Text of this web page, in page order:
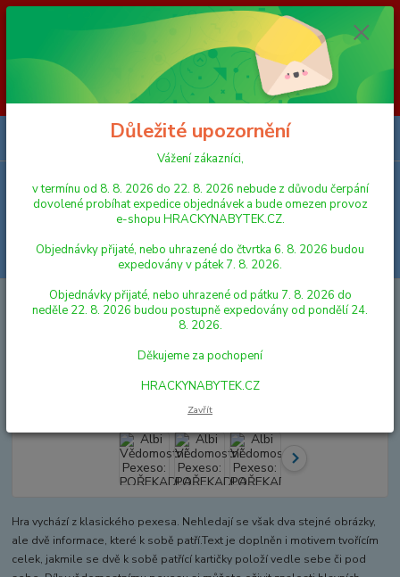
Vážení zákazníci, v termínu od 8. 8. 2026 do 23. 8. 2026 nebude z
důvodu čerpání dovolené probíhat expedice objednávek a bude omezen
provoz e-shopu HRACKYNABYTEK.CZ. Objednávky přijaté, nebo
uhrazené do čtvrtka 6. 8. 2026 budou expedovány v pátek 7. 8. 2026.
Objednávky přijaté, nebo uhrazené od pátku 7. 8. 2026 do neděle 23. 8.
2026 budou postupně expedovány od pondělí 24. 8. 2026. Děkujeme za
pochopení HRACKYNABYTEK.CZ
Menu
Hledat
HRY A HLAVOLAMY Albi Vědomostní Pexeso: POŘEKADLA
Albi Vědomostní Pexeso:
POŘEKADLA
Hra vychází z klasického pexesa. Nehledají se však dva stejné obrázky,
ale dvě informace, které k sobě patří.Text je doplněn i motivem tvořícím
celek, jakmile se dvě k sobě patřící kartičky položí vedle sebe či pod
Důležité upozornění
Vážení zákazníci,
v termínu od 8. 8. 2026 do 22. 8. 2026 nebude z důvodu čerpání
dovolené probíhat expedice objednávek a bude omezen provoz
e-shopu HRACKYNABYTEK.CZ.
Objednávky přijaté, nebo uhrazené do čtvrtka 6. 8. 2026 budou
expedovány v pátek 7. 8. 2026.
Objednávky přijaté, nebo uhrazené od pátku 7. 8. 2026 do
neděle 22. 8. 2026 budou postupně expedovány od pondělí 24.
8. 2026.
Děkujeme za pochopení
HRACKYNABYTEK.CZ
Zavřít